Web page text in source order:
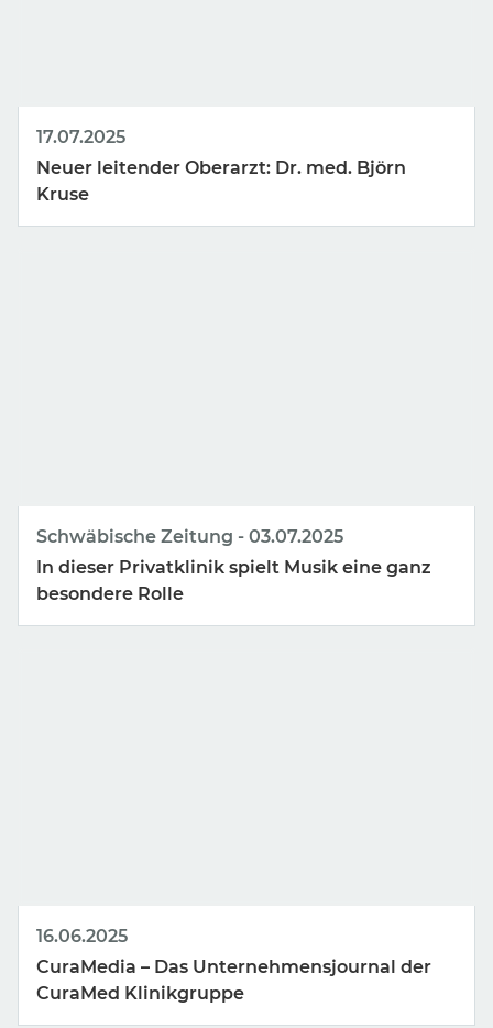
17.07.2025
Neuer leitender Oberarzt: Dr. med. Björn
Kruse
Schwäbische Zeitung
03.07.2025
In dieser Privatklinik spielt Musik eine ganz
besondere Rolle
16.06.2025
CuraMedia – Das Unternehmensjournal der
CuraMed Klinikgruppe